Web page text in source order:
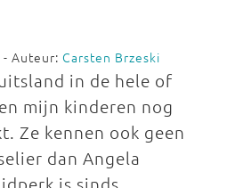
Auteur: Carsten Brzeski
in de hele of
mijn kinderen nog
Ze kennen ook geen
dan Angela
is sinds